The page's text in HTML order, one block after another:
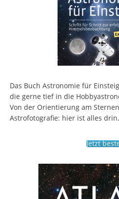
Das Buch Astronomie für
die gerne tief in die
Von der Orientierung am
Astrofotografie: hier ist alles drin.
Jetzt